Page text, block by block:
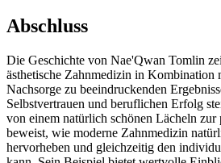
Abschluss
Die Geschichte von Nae'Qwan Tomlin
ästhetische Zahnmedizin in Kombination
Nachsorge zu beeindruckenden
Selbstvertrauen und beruflichen Erfolg
von einem natürlich schönen Lächeln zur
beweist, wie moderne Zahnmedizin
hervorheben und gleichzeitig den